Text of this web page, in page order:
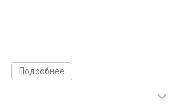
Подробнее